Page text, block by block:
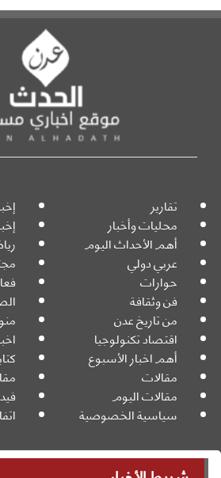
تقارير
محليات وأخبار
أهم الأحداث اليوم
عربي دولي
حوارات
فن وثقافة
من تاريخ عدن
اقتصاد تكنولوجيا
أهم اخبار الأسبوع
مقالات
مقالات اليوم
سياسية الخصوصية
جميع الحقوق محفوظة